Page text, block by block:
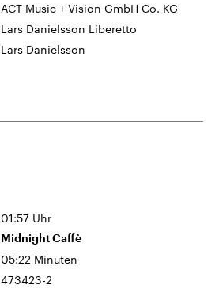
ACT Music + Vision GmbH Co. KG
Lars Danielsson Liberetto
Lars Danielsson
01:57 Uhr
Midnight Caffè
05:22 Minuten
473423-2